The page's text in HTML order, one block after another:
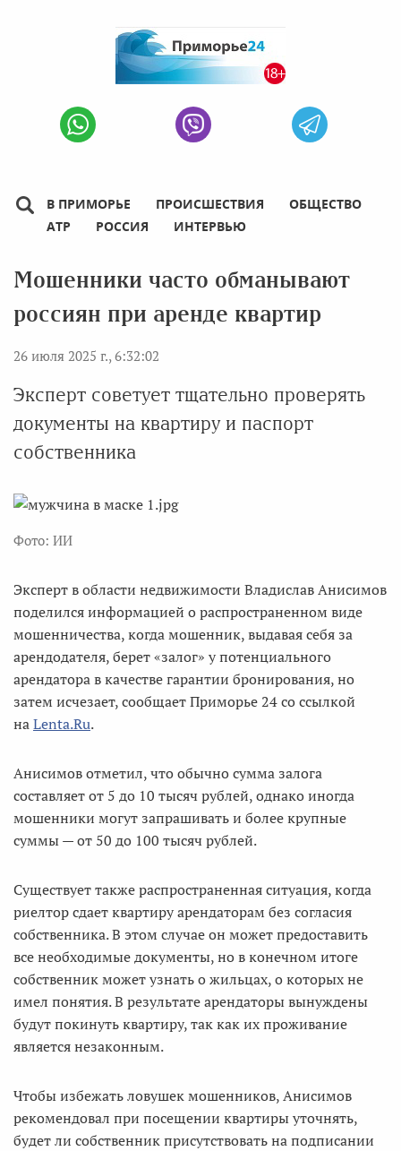
В ПРИМОРЬЕ ПРОИСШЕСТВИЯ
ОБЩЕСТВО
АТР
РОССИЯ ИНТЕРВЬЮ
Мошенники часто обманывают
россиян при аренде квартир
26 июля 2025 г., 6:32:02
Эксперт советует тщательно проверять
документы на квартиру и паспорт
собственника
Фото: ИИ
Эксперт в области недвижимости Владислав Анисимов
поделился информацией о распространенном виде
мошенничества, когда мошенник, выдавая себя за
арендодателя, берет «залог» у потенциального
арендатора в качестве гарантии бронирования, но
затем исчезает, сообщает Приморье 24 со ссылкой
наLenta.Ru.
Анисимов отметил, что обычно сумма залога
составляет от 5 до 10 тысяч рублей, однако иногда
мошенники могут запрашивать и более крупные
суммы — от 50 до 100 тысяч рублей.
Существует также распространенная ситуация, когда
риелтор сдает квартиру арендаторам без согласия
собственника. В этом случае он может предоставить
все необходимые документы, но в конечном итоге
собственник может узнать о жильцах, о которых не
имел понятия. В результате арендаторы вынуждены
будут покинуть квартиру, так как их проживание
является незаконным.
Чтобы избежать ловушек мошенников, Анисимов
рекомендовал при посещении квартиры уточнять,
будет ли собственник присутствовать на подписании